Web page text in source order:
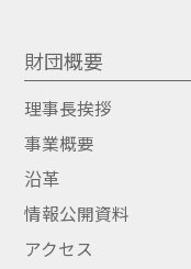
財団概要
理事長挨拶
事業概要
沿革
情報公開資料
アクセス